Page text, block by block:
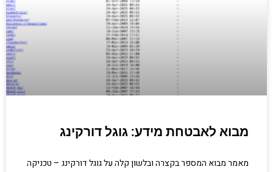
מבוא לאבטחת מידע: גוגל דורקינג
מאמר מבוא המספר בקצרה ובלשון קלה על גוגל דורקינג – טכניקה